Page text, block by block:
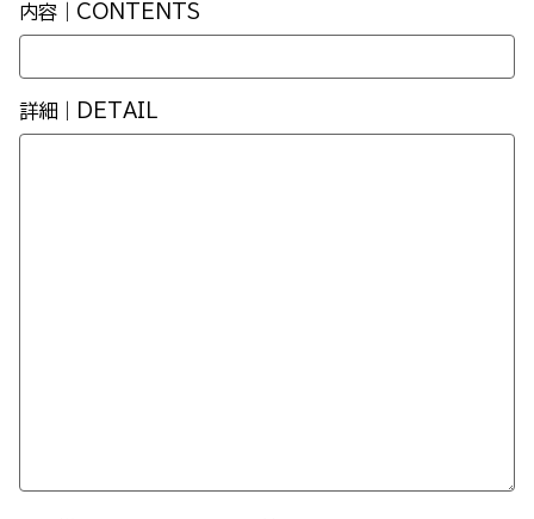
内容｜CONTENTS
詳細｜DETAIL